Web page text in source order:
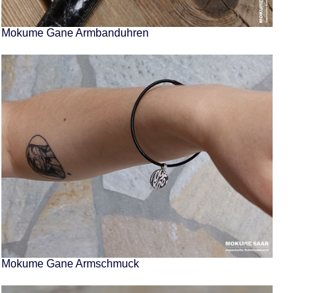
Mokume Gane Armbanduhren
Mokume Gane Armschmuck